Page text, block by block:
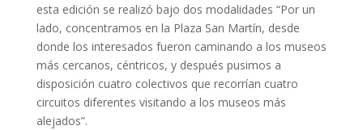
esta edición se realizó bajo dos modalidades “Por un
lado, concentramos en la Plaza San Martín, desde
donde los interesados fueron caminando a los museos
más cercanos, céntricos, y después pusimos a
disposición cuatro colectivos que recorrían cuatro
circuitos diferentes visitando a los museos más
alejados”.